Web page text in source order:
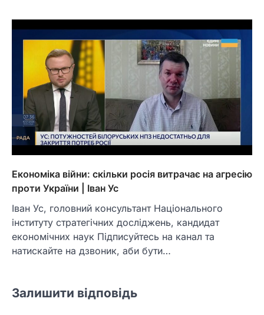
Економіка війни: скільки росія витрачає на агресію
проти України | Іван Ус
Іван Ус, головний консультант Національного
інституту стратегічних досліджень, кандидат
економічних наук Підписуйтесь на канал та
натискайте на дзвоник, аби бути…
Залишити відповідь